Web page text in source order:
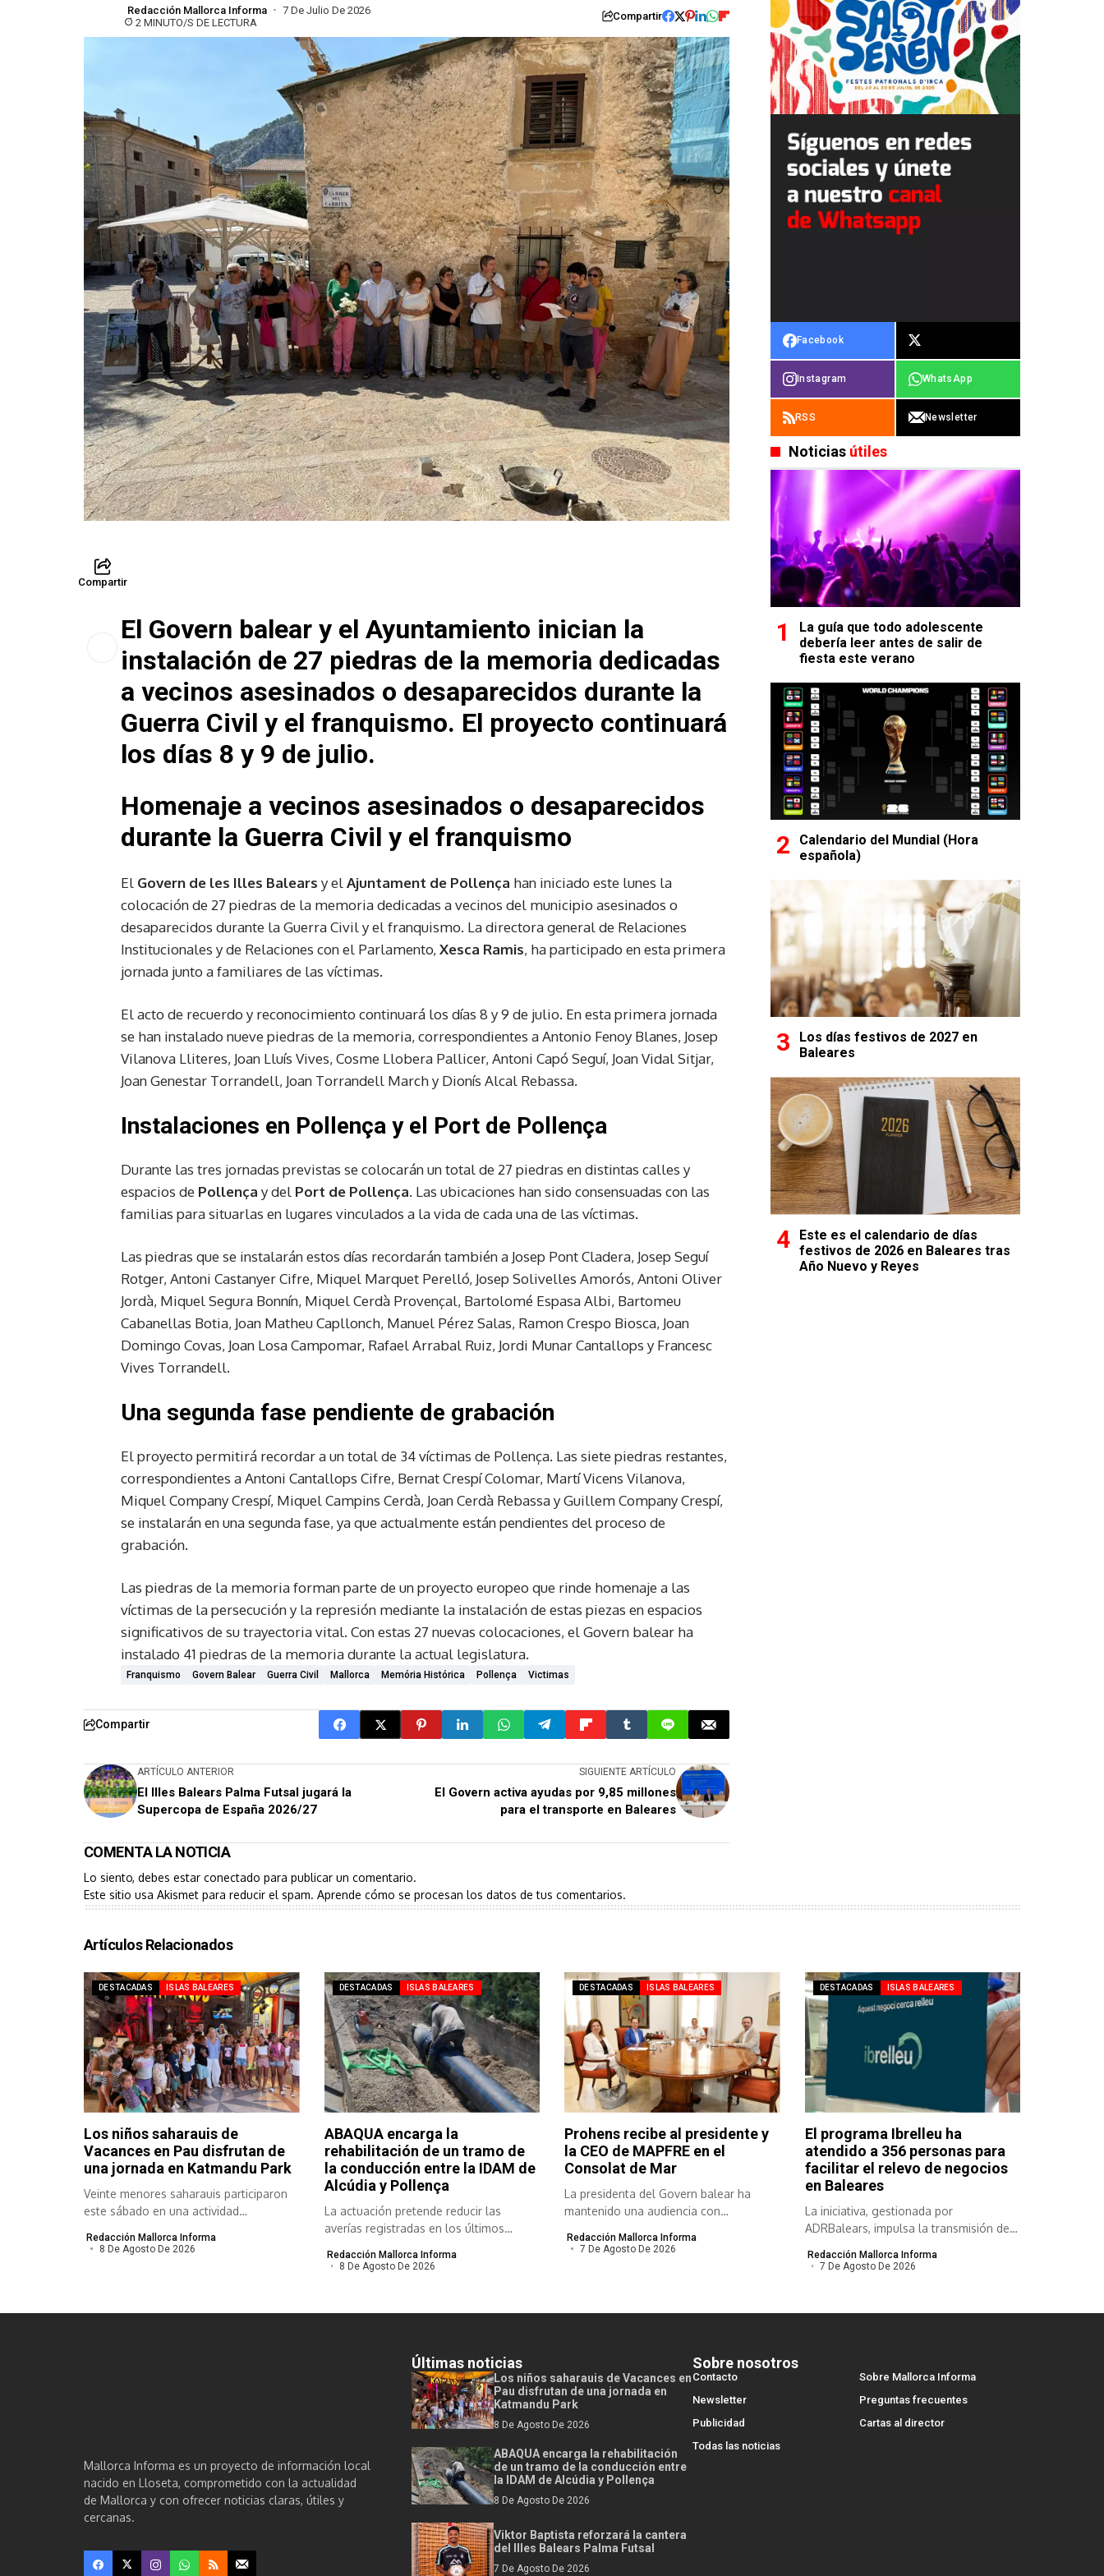
Redacción Mallorca Informa
7 De Julio De 2026
2 MINUTO/S DE LECTURA
Compartir
Compartir
El Govern balear y el Ayuntamiento inician la
instalación de 27 piedras de la memoria dedicadas
a vecinos asesinados o desaparecidos durante la
Guerra Civil y el franquismo. El proyecto continuará
los días 8 y 9 de julio.
Homenaje a vecinos asesinados o desaparecidos
durante la Guerra Civil y el franquismo
El Govern de les Illes Balears y elAjuntament de Pollença han iniciado este lunes la
colocación de 27 piedras de la memoria dedicadas a vecinos del municipio asesinados o
desaparecidos durante la Guerra Civil y el franquismo. La directora general de Relaciones
Institucionales y de Relaciones con el Parlamento, Xesca Ramis, ha participado en esta primera
jornada junto a familiares de las víctimas.
El acto de recuerdo y reconocimiento continuará los días 8 y 9 de julio. En esta primera jornada
se han instalado nueve piedras de la memoria, correspondientes a Antonio Fenoy Blanes, Josep
Vilanova Lliteres, Joan Lluís Vives, Cosme Llobera Pallicer, Antoni Capó Seguí, Joan Vidal Sitjar,
Joan Genestar Torrandell, Joan Torrandell March y Dionís Alcal Rebassa.
Instalaciones en Pollença y el Port de Pollença
Durante las tres jornadas previstas se colocarán un total de 27 piedras en distintas calles y
espacios de Pollença y del Port de Pollença. Las ubicaciones han sido consensuadas con las
familias para situarlas en lugares vinculados a la vida de cada una de las víctimas.
Las piedras que se instalarán estos días recordarán también a Josep Pont Cladera, Josep Seguí
Rotger, Antoni Castanyer Cifre, Miquel Marquet Perelló, Josep Solivelles Amorós, Antoni Oliver
Jordà, Miquel Segura Bonnín, Miquel Cerdà Provençal, Bartolomé Espasa Albi, Bartomeu
Cabanellas Botia, Joan Matheu Capllonch, Manuel Pérez Salas, Ramon Crespo Biosca, Joan
Domingo Covas, Joan Losa Campomar, Rafael Arrabal Ruiz, Jordi Munar Cantallops y Francesc
Vives Torrandell.
Una segunda fase pendiente de grabación
El proyecto permitirá recordar a un total de 34 víctimas de Pollença. Las siete piedras restantes,
correspondientes a Antoni Cantallops Cifre, Bernat Crespí Colomar, Martí Vicens Vilanova,
Miquel Company Crespí, Miquel Campins Cerdà, Joan Cerdà Rebassa y Guillem Company Crespí,
se instalarán en una segunda fase, ya que actualmente están pendientes del proceso de
grabación.
Las piedras de la memoria forman parte de un proyecto europeo que rinde homenaje a las
víctimas de la persecución y la represión mediante la instalación de estas piezas en espacios
significativos de su trayectoria vital. Con estas 27 nuevas colocaciones, el Govern balear ha
instalado 41 piedras de la memoria durante la actual legislatura.
Franquismo Govern Balear Guerra Civil Mallorca Memória Histórica Pollença Victimas
Compartir
ARTÍCULO ANTERIOR
El Illes Balears Palma Futsal jugará la
Supercopa de España 2026/27
SIGUIENTE ARTÍCULO
El Govern activa ayudas por 9,85 millones
para el transporte en Baleares
COMENTA LA NOTICIA
Lo siento, debes estar conectado para publicar un comentario.
Este sitio usa Akismet para reducir el spam. Aprende cómo se procesan los datos de tus comentarios.
Facebook
Instagram WhatsApp
RSS Newsletter
Noticias útiles
La guía que todo adolescente
debería leer antes de salir de
fiesta este verano
Calendario del Mundial (Hora
española)
Los días festivos de 2027 en
Baleares
Este es el calendario de días
festivos de 2026 en Baleares tras
Año Nuevo y Reyes
Artículos Relacionados
DESTACADAS ISLAS BALEARES
Los niños saharauis de
Vacances en Pau disfrutan de
una jornada en Katmandu Park
Veinte menores saharauis participaron
este sábado en una actividad
Redacción Mallorca Informa
8 De Agosto De 2026
DESTACADAS ISLAS BALEARES
ABAQUA encarga la
rehabilitación de un tramo de
la conducción entre la IDAM de
Alcúdia y Pollença
La actuación pretende reducir las
averías registradas en los últimos
Redacción Mallorca Informa
8 De Agosto De 2026
DESTACADAS ISLAS BALEARES
Prohens recibe al presidente y
la CEO de MAPFRE en el
Consolat de Mar
La presidenta del Govern balear ha
mantenido una audiencia con
Redacción Mallorca Informa
7 De Agosto De 2026
DESTACADAS ISLAS BALEARES
El programa Ibrelleu ha
atendido a 356 personas para
facilitar el relevo de negocios
en Baleares
La iniciativa, gestionada por
ADRBalears, impulsa la transmisión de
Redacción Mallorca Informa
7 De Agosto De 2026
Mallorca Informa es un proyecto de información local
nacido en Lloseta, comprometido con la actualidad
de Mallorca y con ofrecer noticias claras, útiles y
cercanas.
Últimas noticias
Los niños saharauis de Vacances en
Pau disfrutan de una jornada en
Katmandu Park
8 De Agosto De 2026
ABAQUA encarga la rehabilitación
de un tramo de la conducción entre
la IDAM de Alcúdia y Pollença
8 De Agosto De 2026
Viktor Baptista reforzará la cantera
del Illes Balears Palma Futsal
7 De Agosto De 2026
Sobre nosotros
Contacto
Sobre Mallorca Informa
Newsletter
Preguntas frecuentes
Publicidad
Cartas al director
Todas las noticias